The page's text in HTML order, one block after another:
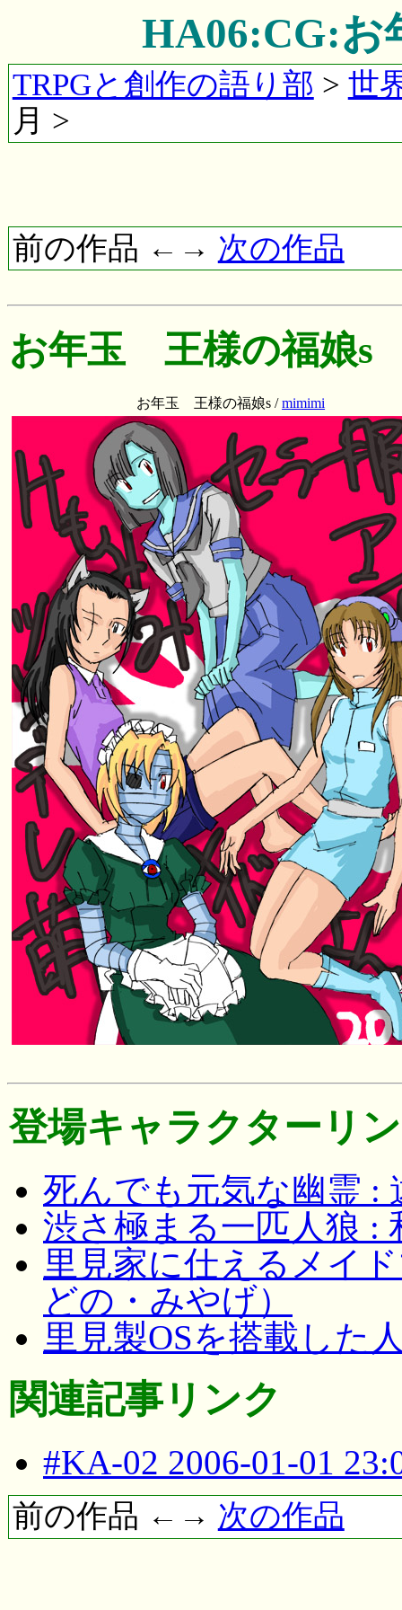
HA06:CG:
TRPGと創作の語り部 > 世
月 >
前の作品 ←→ 次の作品
お年玉 王様の福娘s
お年玉 王様の福娘s /mimimi
登場キャラクターリ
死んでも元気な幽霊 :
渋さ極まる一匹人狼 :
里見家に仕えるメイ
どの・みやげ）
里見製OSを搭載した
関連記事リンク
#KA-02 2006-01-01
前の作品 ←→ 次の作品